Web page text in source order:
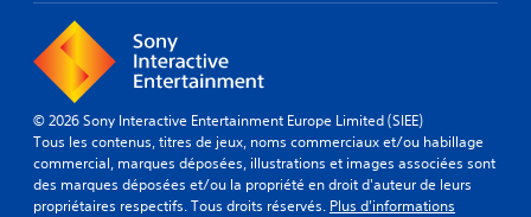
© 2026 Sony Interactive Entertainment Europe Limited (SIEE)
Tous les contenus, titres de jeux, noms commerciaux et/ou habillage
commercial, marques déposées, illustrations et images associées sont
des marques déposées et/ou la propriété en droit d'auteur de leurs
propriétaires respectifs. Tous droits réservés. Plus d'informations